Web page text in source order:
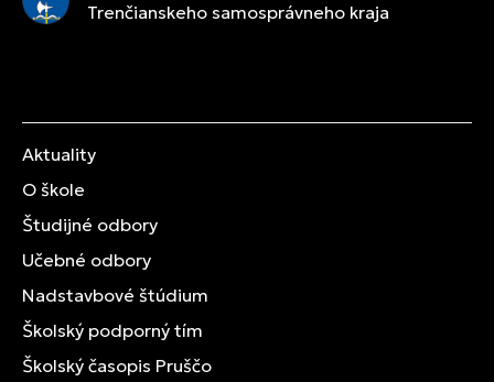
Trenčianskeho samosprávneho kraja
Aktuality
O škole
Študijné odbory
Učebné odbory
Nadstavbové štúdium
Školský podporný tím
Školský časopis Pruščo